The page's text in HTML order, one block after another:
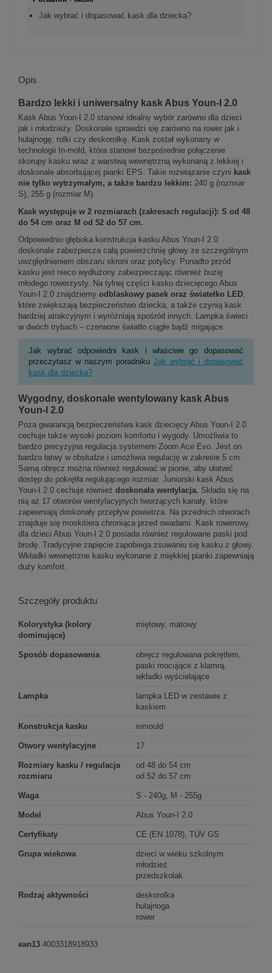
Jak wybrać i dopasować kask dla dziecka?
Opis
Bardzo lekki i uniwersalny kask Abus Youn-I 2.0
Kask Abus Youn-I 2.0 stanowi idealny wybór zarówno dla dzieci
jak i młodzieży. Doskonale sprawdzi się zarówno na rower jak i
hulajnogę, rolki czy deskorolkę. Kask został wykonany w
technologii In-mold, która stanowi bezpośrednie połączenie
skorupy kasku wraz z warstwą wewnętrzną wykonaną z lekkiej i
doskonale absorbującej pianki EPS. Takie rozwiązanie czyni kask
nie tylko wytrzymałym, a także bardzo lekkim: 240 g (rozmiar
S), 255 g (rozmiar M).
Kask występuje w 2 rozmiarach (zakresach regulacji): S od 48
do 54 cm oraz M od 52 do 57 cm.
Odpowiednio głęboka konstrukcja kasku Abus Youn-I 2.0
doskonale zabezpiecza całą powierzchnię głowy ze szczególnym
uwzględnieniem obszaru skroni oraz potylicy. Ponadto przód
kasku jest nieco wydłużony zabezpieczając również buzię
młodego rowerzysty. Na tylnej części kasku dziecięcego Abus
Youn-I 2.0 znajdziemy odblaskowy pasek oraz światełko LED,
które zwiększają bezpieczeństwo dziecka, a także czynią kask
bardziej atrakcyjnym i wyróżniają spośród innych. Lampka świeci
w dwóch trybach – czerwone światło ciągłe bądź migające.
Jak wybrać odpowiedni kask i właściwe go dopasować
przeczytasz w naszym poradniku Jak wybrać i dopasować
kask dla dziecka?
Wygodny, doskonale wentylowany kask Abus
Youn-I 2.0
Poza gwarancją bezpieczeństwa kask dziecięcy Abus Youn-I 2.0
cechuje także wysoki poziom komfortu i wygody. Umożliwia to
bardzo precyzyjna regulacja systemem Zoom Ace Evo. Jest on
bardzo łatwy w obsłudze i umożliwia regulację w zakresie 5 cm.
Samą obręcz można również regulować w pionie, aby ułatwić
dostęp do pokrętła regulującego rozmiar. Juniorski kask Abus
Youn-I 2.0 cechuje również doskonała wentylacja. Składa się na
nią aż 17 otworów wentylacyjnych tworzących kanały, które
zapewniają doskonały przepływ powietrza. Na przednich otworach
znajduje się moskitiera chroniąca przed owadami. Kask rowerowy
dla dzieci Abus Youn-I 2.0 posiada również regulowane paski pod
brodę. Tradycyjne zapięcie zapobiega zsuwaniu się kasku z głowy.
Wkładki wewnętrzne kasku wykonane z miękkiej pianki zapewniają
duży komfort.
Szczegóły produktu
Kolorystyka (kolory
dominujące)
miętowy, matowy
Sposób dopasowania
obręcz regulowana pokrętłem,
paski mocujące z klamrą,
wkładki wyścielające
Lampka
lampka LED w zestawie z
kaskiem
Konstrukcja kasku inmould
Otwory wentylacyjne 17
Rozmiary kasku / regulacja
rozmiaru
od 48 do 54 cm
od 52 do 57 cm
Waga S - 240g, M - 255g
Model Abus Youn-I 2.0
Certyfikaty CE (EN 1078), TÜV GS
Grupa wiekowa
dzieci w wieku szkolnym
młodzież
przedszkolak
Rodzaj aktywności
deskorolka
hulajnoga
rower
ean13 4003318918933